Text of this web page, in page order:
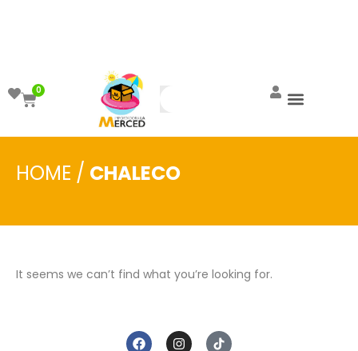
0
HOME / CHALECO
It seems we can’t find what you’re looking for.